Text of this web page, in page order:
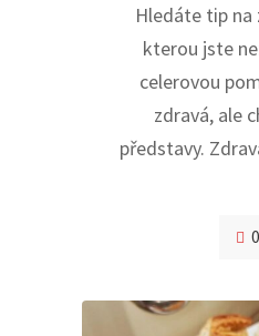
Hledáte tip na
kterou jste
celerovou
zdravá, ale
představy.